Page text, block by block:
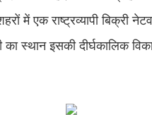
में एक राष्ट्रव्यापी बिक्री
स्थान इसकी दीर्घकालिक